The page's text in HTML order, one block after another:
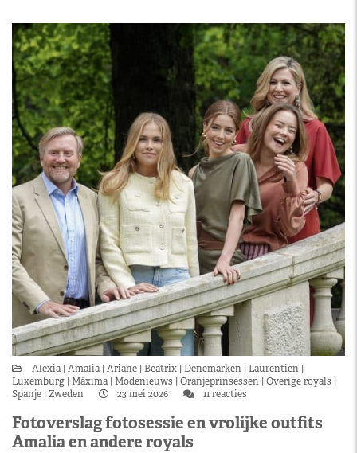
Alexia Amalia Ariane Beatrix Denemarken Laurentien
Luxemburg Máxima Modenieuws Oranjeprinsessen Overige royals
Spanje Zweden 23 mei 2026 11 reacties
Fotoverslag fotosessie en vrolijke outfits
Amalia en andere royals